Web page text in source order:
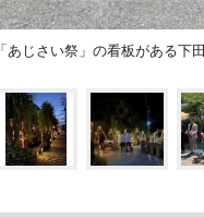
「あじさい祭」の看板がある下